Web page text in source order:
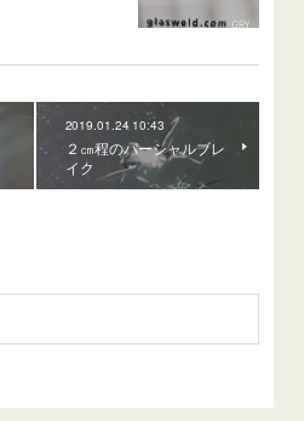
2019.01.24 10:43
２㎝程のパーシャルブレ
イク